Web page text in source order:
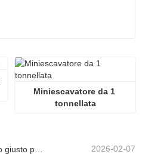
Miniescavatore da 1
tonnellata
2026-02-07